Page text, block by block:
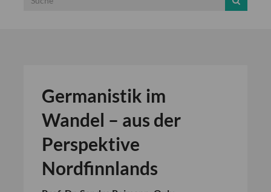
Germanistik im
Wandel – aus der
Perspektive
Nordfinnlands